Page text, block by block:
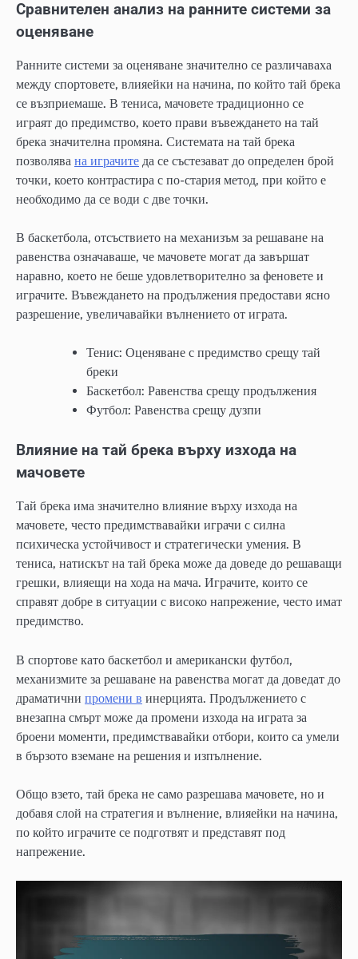
Сравнителен анализ на ранните системи за
оценяване
Ранните системи за оценяване значително се различаваха
между спортовете, влияейки на начина, по който тай брека
се възприемаше. В тениса, мачовете традиционно се
играят до предимство, което прави въвеждането на тай
брека значителна промяна. Системата на тай брека
позволява на играчите да се състезават до определен брой
точки, което контрастира с по-стария метод, при който е
необходимо да се води с две точки.
В баскетбола, отсъствието на механизъм за решаване на
равенства означаваше, че мачовете могат да завършат
наравно, което не беше удовлетворително за феновете и
играчите. Въвеждането на продължения предостави ясно
разрешение, увеличавайки вълнението от играта.
Тенис: Оценяване с предимство срещу тай
бреки
Баскетбол: Равенства срещу продължения
Футбол: Равенства срещу дузпи
Влияние на тай брека върху изхода на
мачовете
Тай брека има значително влияние върху изхода на
мачовете, често предимствавайки играчи с силна
психическа устойчивост и стратегически умения. В
тениса, натискът на тай брека може да доведе до решаващи
грешки, влияещи на хода на мача. Играчите, които се
справят добре в ситуации с високо напрежение, често имат
предимство.
В спортове като баскетбол и американски футбол,
механизмите за решаване на равенства могат да доведат до
драматични промени в инерцията. Продължението с
внезапна смърт може да промени изхода на играта за
броени моменти, предимствавайки отбори, които са умели
в бързото вземане на решения и изпълнение.
Общо взето, тай брека не само разрешава мачовете, но и
добавя слой на стратегия и вълнение, влияейки на начина,
по който играчите се подготвят и представят под
напрежение.